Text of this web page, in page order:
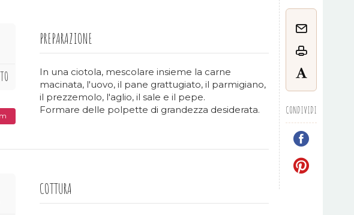
CONDIVIDI
PREPARAZIONE
In una ciotola, mescolare insieme la carne
macinata, l'uovo, il pane grattugiato, il parmigiano,
il prezzemolo, l'aglio, il sale e il pepe.
Formare delle polpette di grandezza desiderata.
COTTURA